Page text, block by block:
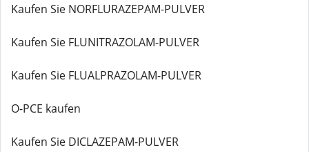
Kaufen Sie NORFLURAZEPAM-PULVER
Kaufen Sie FLUNITRAZOLAM-PULVER
Kaufen Sie FLUALPRAZOLAM-PULVER
O-PCE kaufen
Kaufen Sie DICLAZEPAM-PULVER